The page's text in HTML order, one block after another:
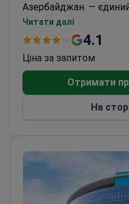
Азербайджан. — єдиний
в Туреччині, успішно У
операція з лікування
200 000 пацієнтів
отримання медичної
клініку відвідують
країн, Балкан і країн
Читати далі
4.1
Ціна за запитом
Отримати
На